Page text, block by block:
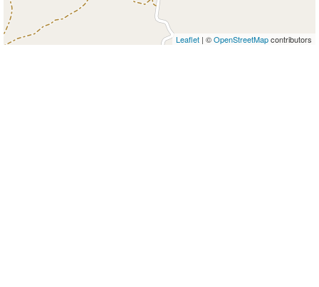
Leaflet | ©OpenStreetMapcontributors